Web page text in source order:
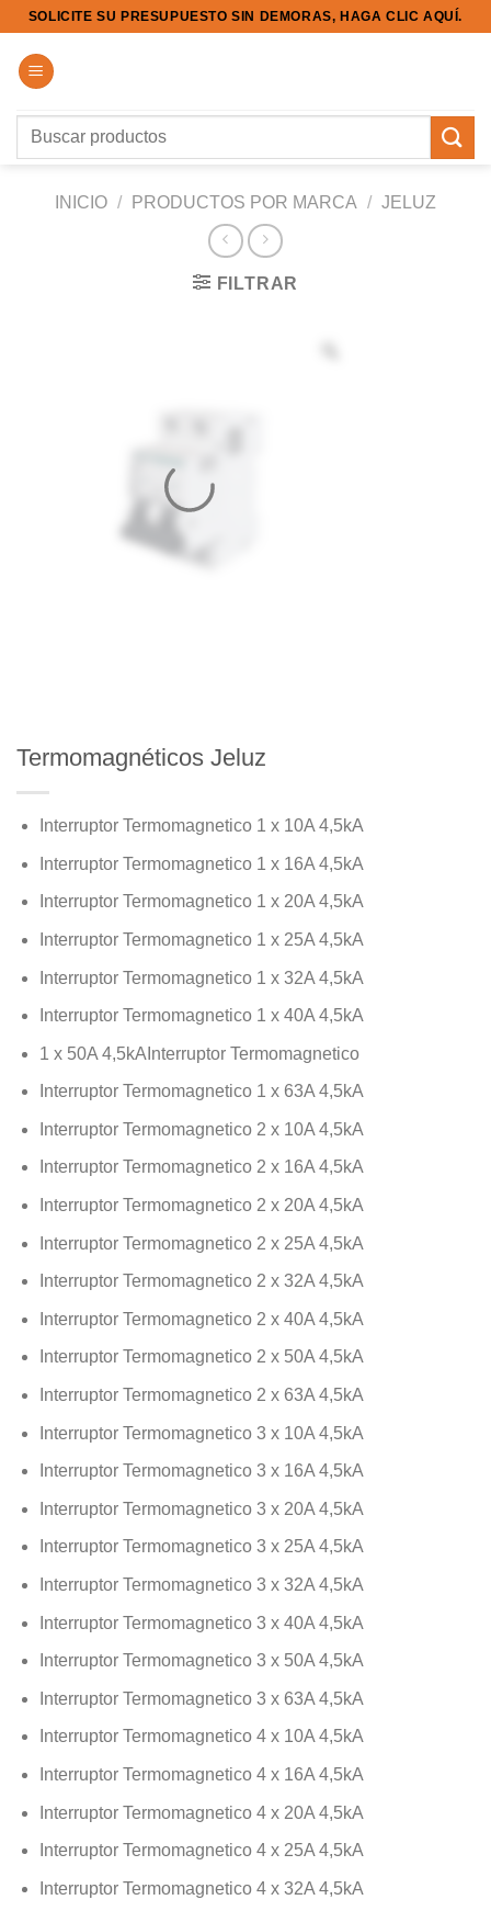
Saltar
contenido
SOLICITE SU PRESUPUESTO SIN DEMORAS, HAGA CLIC AQUÍ.
Buscar
INICIO / PRODUCTOS POR MARCA / JELUZ
FILTRAR
Termomagnéticos Jeluz
Interruptor Termomagnetico 1 x 10A 4,5kA
Interruptor Termomagnetico 1 x 16A 4,5kA
Interruptor Termomagnetico 1 x 20A 4,5kA
Interruptor Termomagnetico 1 x 25A 4,5kA
Interruptor Termomagnetico 1 x 32A 4,5kA
Interruptor Termomagnetico 1 x 40A 4,5kA
1 x 50A 4,5kAInterruptor Termomagnetico
Interruptor Termomagnetico 1 x 63A 4,5kA
Interruptor Termomagnetico 2 x 10A 4,5kA
Interruptor Termomagnetico 2 x 16A 4,5kA
Interruptor Termomagnetico 2 x 20A 4,5kA
Interruptor Termomagnetico 2 x 25A 4,5kA
Interruptor Termomagnetico 2 x 32A 4,5kA
Interruptor Termomagnetico 2 x 40A 4,5kA
Interruptor Termomagnetico 2 x 50A 4,5kA
Interruptor Termomagnetico 2 x 63A 4,5kA
Interruptor Termomagnetico 3 x 10A 4,5kA
Interruptor Termomagnetico 3 x 16A 4,5kA
Interruptor Termomagnetico 3 x 20A 4,5kA
Interruptor Termomagnetico 3 x 25A 4,5kA
Interruptor Termomagnetico 3 x 32A 4,5kA
Interruptor Termomagnetico 3 x 40A 4,5kA
Interruptor Termomagnetico 3 x 50A 4,5kA
Interruptor Termomagnetico 3 x 63A 4,5kA
Interruptor Termomagnetico 4 x 10A 4,5kA
Interruptor Termomagnetico 4 x 16A 4,5kA
Interruptor Termomagnetico 4 x 20A 4,5kA
Interruptor Termomagnetico 4 x 25A 4,5kA
Interruptor Termomagnetico 4 x 32A 4,5kA